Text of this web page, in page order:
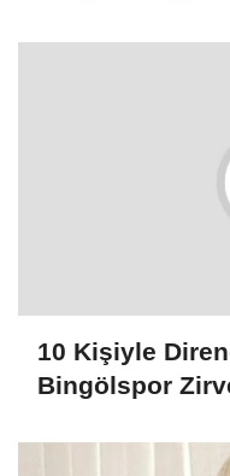
10 Kişiyle
Bingölspor